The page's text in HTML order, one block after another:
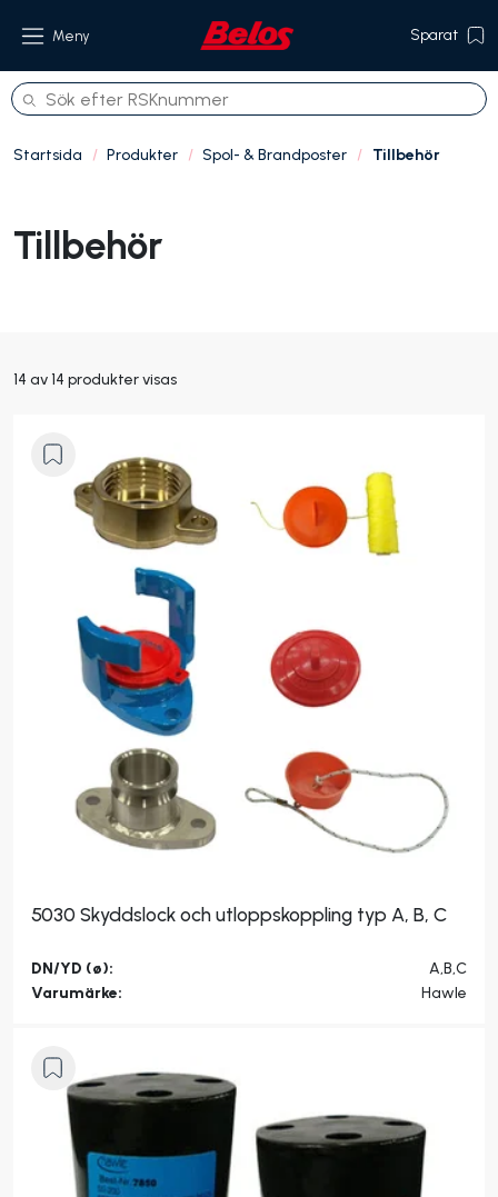
Meny Sparat
Om oss
Startsida Produkter Spol- & Brandposter Tillbehör
Tillbehör
14 av 14 produkter visas
5030 Skyddslock och utloppskoppling typ A, B, C
DN/YD (ø):
A,B,C
Varumärke:
Hawle